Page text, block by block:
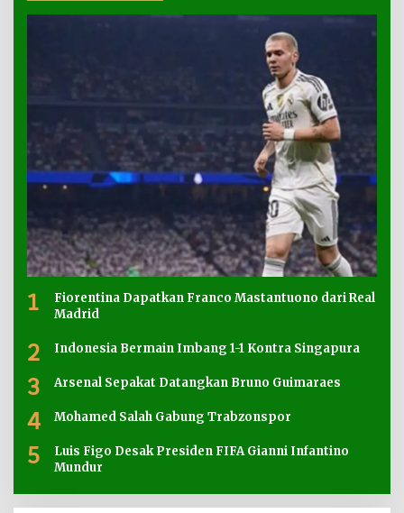
1
Fiorentina Dapatkan Franco Mastantuono dari Real
Madrid
2 Indonesia Bermain Imbang 1-1 Kontra Singapura
3 Arsenal Sepakat Datangkan Bruno Guimaraes
4 Mohamed Salah Gabung Trabzonspor
5
Luis Figo Desak Presiden FIFA Gianni Infantino
Mundur